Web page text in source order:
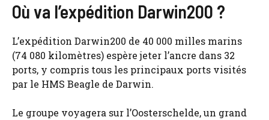
Où va l’expédition Darwin200 ?
L’expédition Darwin200 de 40 000 milles marins
(74 080 kilomètres) espère jeter l’ancre dans 32
ports, y compris tous les principaux ports visités
par le HMS Beagle de Darwin.
Le groupe voyagera sur l’Oosterschelde, un grand